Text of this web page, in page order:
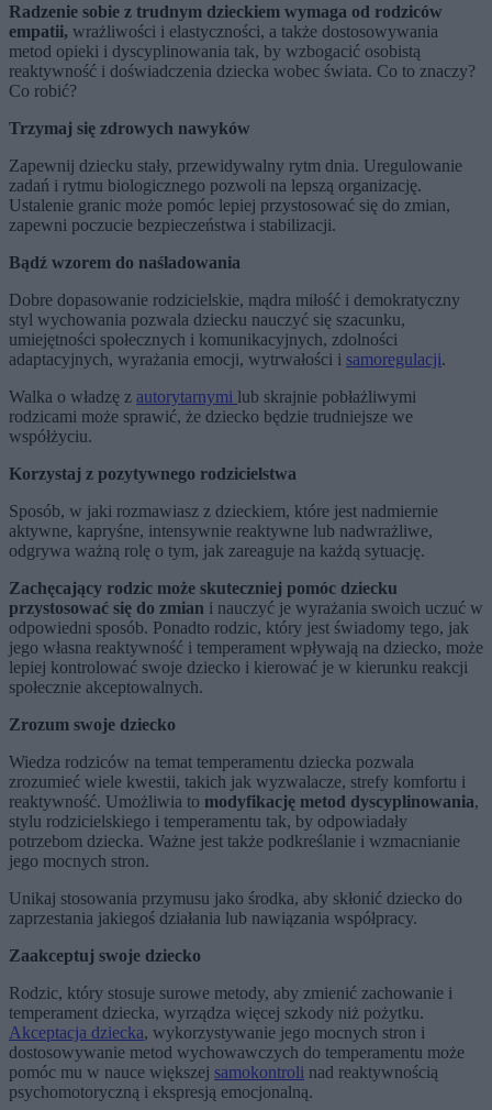
Radzenie sobie z trudnym dzieckiem wymaga od rodziców
empatii, wrażliwości i elastyczności, a także dostosowywania
metod opieki i dyscyplinowania tak, by wzbogacić osobistą
reaktywność i doświadczenia dziecka wobec świata. Co to znaczy?
Co robić?
Trzymaj się zdrowych nawyków
Zapewnij dziecku stały, przewidywalny rytm dnia. Uregulowanie
zadań i rytmu biologicznego pozwoli na lepszą organizację.
Ustalenie granic może pomóc lepiej przystosować się do zmian,
zapewni poczucie bezpieczeństwa i stabilizacji.
Bądź wzorem do naśladowania
Dobre dopasowanie rodzicielskie, mądra miłość i demokratyczny
styl wychowania pozwala dziecku nauczyć się szacunku,
umiejętności społecznych i komunikacyjnych, zdolności
adaptacyjnych, wyrażania emocji, wytrwałości i samoregulacji.
Walka o władzę z autorytarnymi lub skrajnie pobłażliwymi
rodzicami może sprawić, że dziecko będzie trudniejsze we
współżyciu.
Korzystaj z pozytywnego rodzicielstwa
Sposób, w jaki rozmawiasz z dzieckiem, które jest nadmiernie
aktywne, kapryśne, intensywnie reaktywne lub nadwrażliwe,
odgrywa ważną rolę o tym, jak zareaguje na każdą sytuację.
Zachęcający rodzic może skuteczniej pomóc dziecku
przystosować się do zmian i nauczyć je wyrażania swoich uczuć w
odpowiedni sposób. Ponadto rodzic, który jest świadomy tego, jak
jego własna reaktywność i temperament wpływają na dziecko, może
lepiej kontrolować swoje dziecko i kierować je w kierunku reakcji
społecznie akceptowalnych.
Zrozum swoje dziecko
Wiedza rodziców na temat temperamentu dziecka pozwala
zrozumieć wiele kwestii, takich jak wyzwalacze, strefy komfortu i
reaktywność. Umożliwia to modyfikację metod dyscyplinowania,
stylu rodzicielskiego i temperamentu tak, by odpowiadały
potrzebom dziecka. Ważne jest także podkreślanie i wzmacnianie
jego mocnych stron.
Unikaj stosowania przymusu jako środka, aby skłonić dziecko do
zaprzestania jakiegoś działania lub nawiązania współpracy.
Zaakceptuj swoje dziecko
Rodzic, który stosuje surowe metody, aby zmienić zachowanie i
temperament dziecka, wyrządza więcej szkody niż pożytku.
Akceptacja dziecka, wykorzystywanie jego mocnych stron i
dostosowywanie metod wychowawczych do temperamentu może
pomóc mu w nauce większej samokontroli nad reaktywnością
psychomotoryczną i ekspresją emocjonalną.